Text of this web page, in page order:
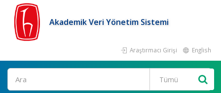
Akademik Veri Yönetim Sistemi
Araştırmacı Girişi English
Ara